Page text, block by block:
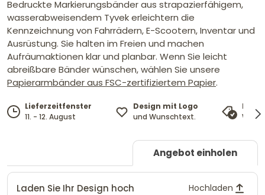
Bedruckte Markierungsbänder aus strapazierfähigem,
wasserabweisendem Tyvek erleichtern die
Kennzeichnung von Fahrrädern, E-Scootern, Inventar und
Ausrüstung. Sie halten im Freien und machen
Aufräumaktionen klar und planbar. Wenn Sie leicht
abreißbare Bänder wünschen, wählen Sie unsere
Papierarmbänder aus FSC-zertifiziertem Papier.
Lieferzeitfenster
11. - 12. August
Design mit Logo
und Wunschtext.
Wir
Angebot einholen
Laden Sie Ihr Design hoch Hochladen